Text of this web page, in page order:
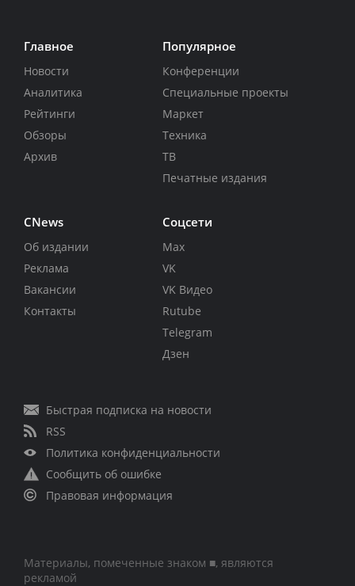
Главное
Новости
Аналитика
Рейтинги
Обзоры
Архив
Популярное
Конференции
Специальные проекты
Маркет
Техника
ТВ
Печатные издания
CNews
Об издании
Реклама
Вакансии
Контакты
Соцсети
Max
VK
VK Видео
Rutube
Telegram
Дзен
Быстрая подписка на новости
RSS
Политика конфиденциальности
Сообщить об ошибке
Правовая информация
Материалы, помеченные знаком ■, являются
рекламой